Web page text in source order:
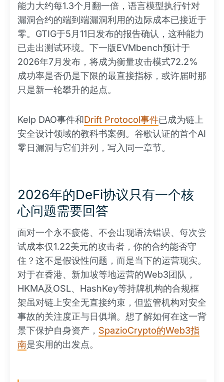
能力大约每1.3个月翻一倍，语言模型执行针对
漏洞合约的端到端漏洞利用的边际成本已接近于
零。GTIG于5月11日发布的报告确认，这种能力
已走出测试环境。下一版EVMbench预计于
2026年7月发布，将成为衡量攻击模式72.2%
成功率是否仍是下限的最直接指标，或许届时那
只是新一轮攀升的起点。
Kelp DAO事件和Drift Protocol事件已成为链上
安全设计领域的教科书案例。谷歌认证的首个AI
零日漏洞与它们并列，写入同一章节。
2026年的DeFi协议只有一个核
心问题需要回答
面对一个永不疲倦、不会出现语法错误、每次尝
试成本仅1.22美元的攻击者，你的合约能否守
住？这不是假设性问题，而是当下的运营现实。
对于在香港、新加坡等地运营的Web3团队，
HKMA及OSL、HashKey等持牌机构的合规框
架虽对链上安全无直接约束，但监管机构对安全
事故的关注度正与日俱增。想了解如何在这一背
景下保护自身资产， SpazioCrypto的Web3指
南是实用的出发点。